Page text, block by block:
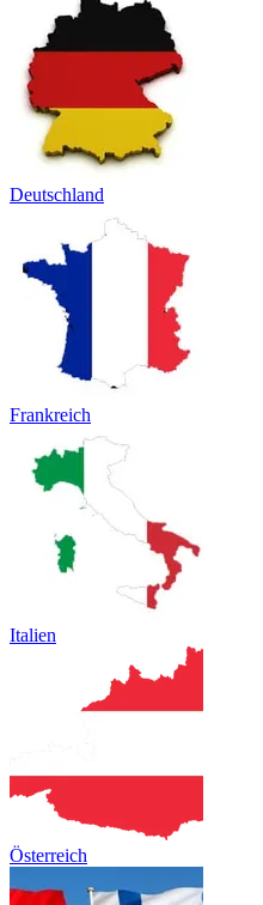
Deutschland
Frankreich
Italien
Österreich